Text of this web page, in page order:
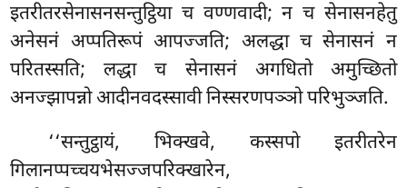
इतरीतरसेनासनसन्तुट्ठिया च वण्णवादी; न च सेनासनहेतु
अनेसनं अप्पतिरूपं आपज्जति; अलद्धा च सेनासनं न
परितस्सति; लद्धा च सेनासनं अगधितो अमुच्छितो
अनज्झापन्नो आदीनवदस्सावी निस्सरणपञ्ञो परिभुञ्जति.
‘‘सन्तुट्ठायं, भिक्खवे, कस्सपो इतरीतरेन
गिलानप्पच्चयभेसज्जपरिक्खारेन,